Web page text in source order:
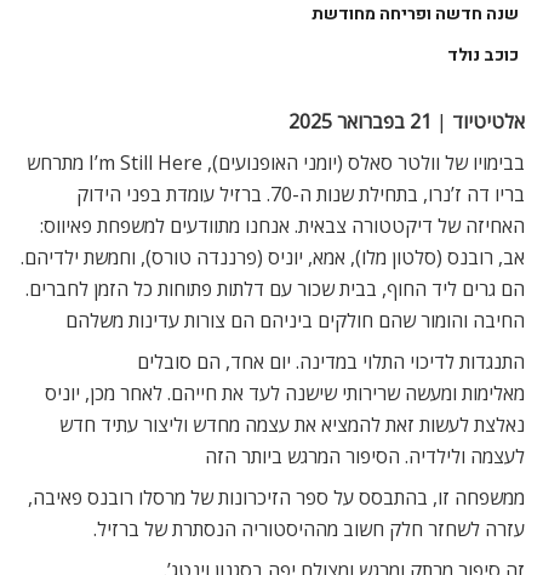
שנה חדשה ופריחה מחודשת
כוכב נולד
אלטיטיוד | 21 בפברואר 2025
בבימויו של וולטר סאלס (יומני האופנועים), I’m Still Here מתרחש
בריו דה ז’נרו, בתחילת שנות ה-70. ברזיל עומדת בפני הידוק
האחיזה של דיקטטורה צבאית. אנחנו מתוודעים למשפחת פאיווס:
אב, רובנס (סלטון מלו), אמא, יוניס (פרננדה טורס), וחמשת ילדיהם.
הם גרים ליד החוף, בבית שכור עם דלתות פתוחות כל הזמן לחברים.
החיבה והומור שהם חולקים ביניהם הם צורות עדינות משלהם
התנגדות לדיכוי התלוי במדינה. יום אחד, הם סובלים
מאלימות ומעשה שרירותי שישנה לעד את חייהם. לאחר מכן, יוניס
נאלצת לעשות זאת להמציא את עצמה מחדש וליצור עתיד חדש
לעצמה ולילדיה. הסיפור המרגש ביותר הזה
ממשפחה זו, בהתבסס על ספר הזיכרונות של מרסלו רובנס פאיבה,
עזרה לשחזר חלק חשוב מההיסטוריה הנסתרת של ברזיל.